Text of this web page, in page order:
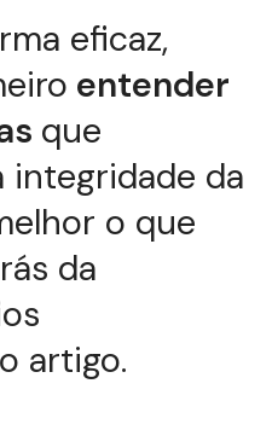
eficaz,
entender
que
da
o que
da
artigo.